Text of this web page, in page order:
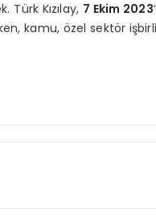
Türk Kızılay, 7 Ekim 2023
kamu, özel sektör